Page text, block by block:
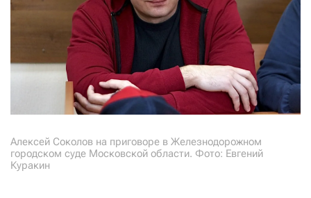
Алексей Соколов на приговоре в Железнодорожном
городском суде Московской области. Фото: Евгений
Куракин